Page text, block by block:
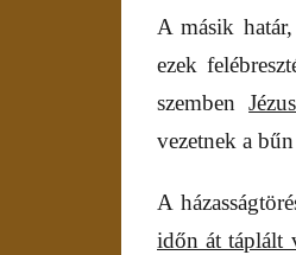
A másik
ezek
szemben
vezetnek a
A
időn át táplált